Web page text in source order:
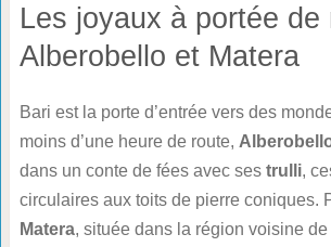
Les joyaux à portée de
Alberobello et Matera
Bari est la porte d’entrée vers des
moins d’une heure de route,
dans un conte de fées avec ses trulli,
circulaires aux toits de pierre coniques.
Matera, située dans la région voisine